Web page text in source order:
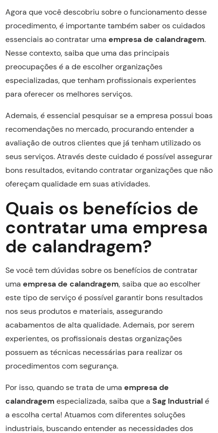
Agora que você descobriu sobre o funcionamento desse
procedimento, é importante também saber os cuidados
essenciais ao contratar uma empresa de calandragem.
Nesse contexto, saiba que uma das principais
preocupações é a de escolher organizações
especializadas, que tenham profissionais experientes
para oferecer os melhores serviços.
Ademais, é essencial pesquisar se a empresa possui boas
recomendações no mercado, procurando entender a
avaliação de outros clientes que já tenham utilizado os
seus serviços. Através deste cuidado é possível assegurar
bons resultados, evitando contratar organizações que não
ofereçam qualidade em suas atividades.
Quais os benefícios de
contratar uma empresa
de calandragem?
Se você tem dúvidas sobre os benefícios de contratar
uma empresa de calandragem, saiba que ao escolher
este tipo de serviço é possível garantir bons resultados
nos seus produtos e materiais, assegurando
acabamentos de alta qualidade. Ademais, por serem
experientes, os profissionais destas organizações
possuem as técnicas necessárias para realizar os
procedimentos com segurança.
Por isso, quando se trata de uma empresa de
calandragem especializada, saiba que a Sag Industrial é
a escolha certa! Atuamos com diferentes soluções
industriais, buscando entender as necessidades dos